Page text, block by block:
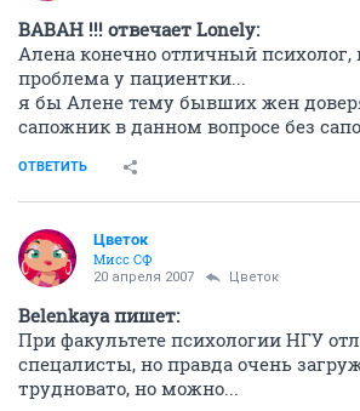
BABAH !!! отвечает Lonely:
Алена конечно отличный психолог,
проблема у пациентки...
я бы Алене тему бывших жен
сапожник в данном вопросе без
ОТВЕТИТЬ
Цветок
Мисс СФ
20 апреля 2007 Цветок
Belenkaya пишет:
При факультете психологии НГУ
спецалисты, но правда очень
трудновато, но можно...